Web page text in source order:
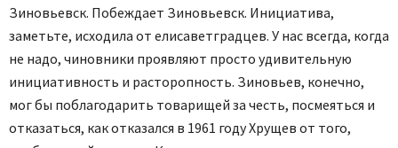
Зиновьевск. Побеждает Зиновьевск. Инициатива,
заметьте, исходила от елисаветградцев. У нас всегда, когда
не надо, чиновники проявляют просто удивительную
инициативность и расторопность. Зиновьев, конечно,
мог бы поблагодарить товарищей за честь, посмеяться и
отказаться, как отказался в 1961 году Хрущев от того,